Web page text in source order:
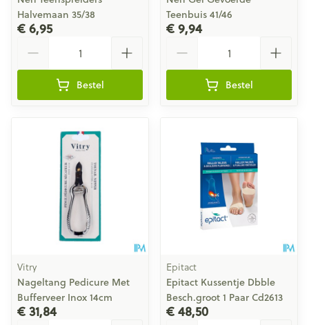
Halvemaan 35/38
€ 6,95
Bestel
Teenbuis 41/46
€ 9,94
Bestel
Vitry
Nageltang Pedicure Met
Bufferveer Inox 14cm
€ 31,84
Epitact
Epitact Kussentje Dbble
Besch.groot 1 Paar Cd2613
€ 48,50